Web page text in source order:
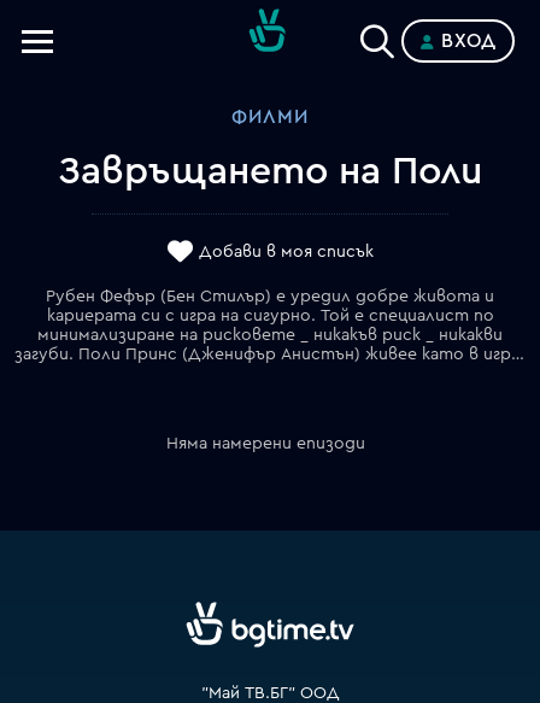
ВХОД
ФИЛМИ
Завръщането на Поли
Добави в моя списък
Рубен Фефър (Бен Стилър) е уредил добре живота и
кариерата си с игра на сигурно. Той е специалист по
минимализиране на рисковете _ никакъв риск _ никакви
загуби. Поли Принс (Дженифър Анистън) живее като в игра на комар. Ако не й провърви в нещо _ винаги има друга възможност _ нова работа, ново жилище, друг град. Тя живее за мига. Така че, когато случайността среща Рубен и Поли на едно парти, доскоро (и често) зарязваният от жените Рубен решава, че поне веднъж шансът може да е на негова страна. В запознанството с Поли може би се крие шансът отново да вкара живота си в релси.
Няма намерени епизоди
"Май ТВ.БГ" ООД